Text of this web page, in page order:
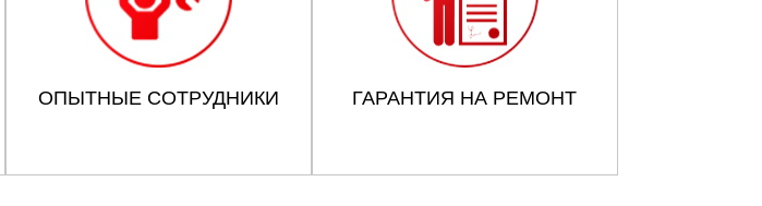
ОПЫТНЫЕ СОТРУДНИКИ ГАРАНТИЯ НА РЕМОНТ